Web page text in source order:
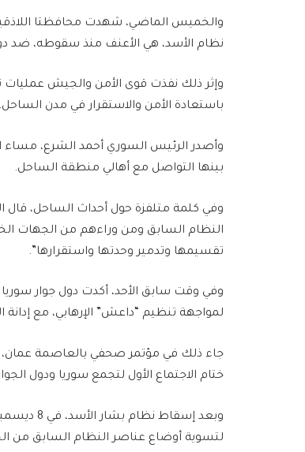
والخميس الماضي، شهدت محافظتا
نظام الأسد، هي الأعنف منذ سقوطه، ضد
وإثر ذلك نفذت قوى الأمن والجيش
باستعادة الأمن والاستقرار في مدن
وأصدر الرئيس السوري أحمد الشرع، مساء
بينها التواصل مع أهالي منطقة الساحل.
وفي كلمة متلفزة حول أحداث الساحل، قال
النظام السابق ومن وراءهم من الجهات
تقسيمها وتدمير وحدتها واستقرارها”.
وفي وقت سابق الأحد، أكدت دول جوار
لمواجهة تنظيم “داعش” الإرهابي، مع إدانة
جاء ذلك في مؤتمر صحفي بالعاصمة عمان،
ختام الاجتماع الأول لتجمع سوريا ودول
لتسوية أوضاع عناصر النظام السابق من